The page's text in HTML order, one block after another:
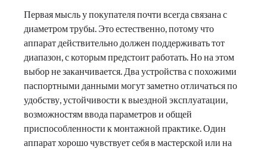
Первая мысль у покупателя почти всегда связана с
диаметром трубы. Это естественно, потому что
аппарат действительно должен поддерживать тот
диапазон, с которым предстоит работать. Но на этом
выбор не заканчивается. Два устройства с похожими
паспортными данными могут заметно отличаться по
удобству, устойчивости к выездной эксплуатации,
возможностям ввода параметров и общей
приспособленности к монтажной практике. Один
аппарат хорошо чувствует себя в мастерской или на